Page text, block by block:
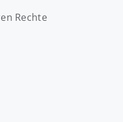
Rechte